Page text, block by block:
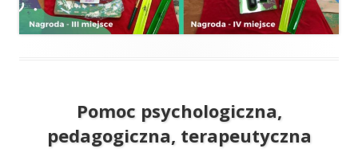
Pomoc psychologiczna,
pedagogiczna, terapeutyczna